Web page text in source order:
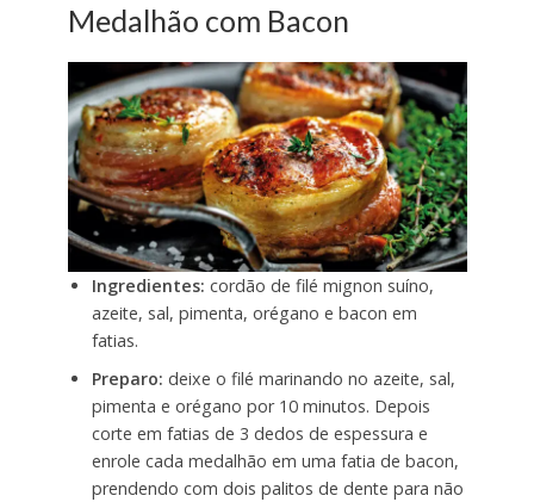
Medalhão com Bacon
Ingredientes: cordão de filé mignon suíno,
azeite, sal, pimenta, orégano e bacon em
fatias.
Preparo: deixe o filé marinando no azeite, sal,
pimenta e orégano por 10 minutos. Depois
corte em fatias de 3 dedos de espessura e
enrole cada medalhão em uma fatia de bacon,
prendendo com dois palitos de dente para não